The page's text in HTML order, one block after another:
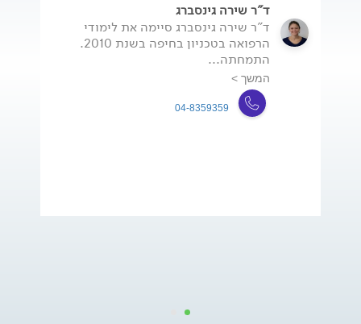
ד"ר שירה גינסברג
ד"ר שירה גינסברג סיימה את לימודי
הרפואה בטכניון בחיפה בשנת 2010.
התמחתה...
המשך >
04-8359359